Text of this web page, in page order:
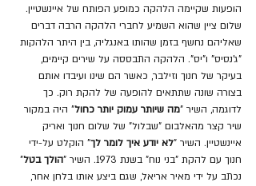
הופעות שקיימה הלהקה כמופע הפותח של איינשטיין.
שלום ציין שהוא השמיע לחברי הלהקה הרבה דברים
שאליהם נחשף בזמן שהותו באנגליה, בין היתר הלהקות
"ג'נסיס" ו"יס". הלהקה התבססה על שירים קיימים,
בעיקר של חנוך וזילבר, כאשר הם שינו ועיבדו אותם
בצורה שונה שתתאים להופעה של להקת רוק. כך
לדוגמה, השיר "מה שיותר עמוק יותר כחול" היה במקור
שיר קצר מהאלבום "שבלול" של שלום חנוך ואריק
איינשטיין. השיר "לא יודע איך לומר לך" הוקלט על-ידי
חנוך עם להקת "בני נוח" בשנת 1973. השיר "
הולך בטל"
נכתב על ידי מאיר אריאל, שגם ביצע אותו בלחן אחר,